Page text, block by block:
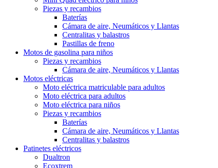
Piezas y recambios
Baterías
Cámara de aire, Neumáticos y Llantas
Centralitas y balastros
Pastillas de freno
Motos de gasolina para niños
Piezas y recambios
Cámara de aire, Neumáticos y Llantas
Motos eléctricas
Moto eléctrica matriculable para adultos
Moto eléctrica para adultos
Moto eléctrica para niños
Piezas y recambios
Baterías
Cámara de aire, Neumáticos y Llantas
Centralitas y balastros
Patinetes eléctricos
Dualtron
Ecoxtrem